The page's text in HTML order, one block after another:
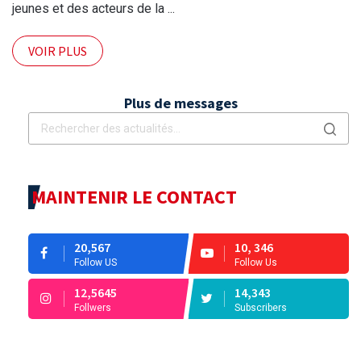
jeunes et des acteurs de la ...
VOIR PLUS
Plus de messages
MAINTENIR LE CONTACT
20,567
Follow US
10, 346
Follow Us
12,5645
Follwers
14,343
Subscribers